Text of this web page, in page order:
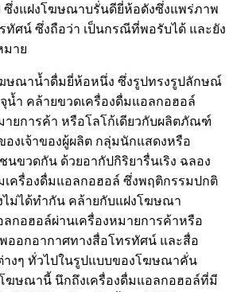
ซึ่งแฝงโฆษณาบรั่นดียี่ห้อดังซึ่งแพร่ภาพ
ทัศน์ ซึ่งถือว่า เป็นกรณีที่พอรับได้ และยัง
มาย
ษณาน้ำดื่มยี่ห้อหนึ่ง ซึ่งรูปทรงรูปลักษณ์
น้ำ คล้ายขวดเครื่องดื่มแอลกอฮอล์
ายการค้า หรือโลโก้เดียวกับผลิตภัณฑ์
งเจ้าของผู้ผลิต กลุ่มนักแสดงหรือ
นขวดกัน ด้วยอากัปกิริยารื่นเริง ฉลอง
เครื่องดื่มแอลกอฮอล์ ซึ่งพฤติกรรมปกติ
ไม่ได้ทำกัน คล้ายกับแฝงโฆษณา
กอฮอล์ผ่านเครื่องหมายการค้าหรือ
ออกอากาศทางสื่อโทรทัศน์ และสื่อ
งๆ ทั่วไปในรูปแบบของโฆษณาคั่น
ฆษณานี้ นึกถึงเครื่องดื่มแอลกอฮอล์ที่มี